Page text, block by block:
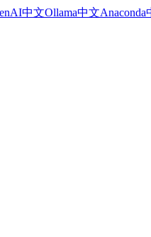
中文Ollama中文Anaconda